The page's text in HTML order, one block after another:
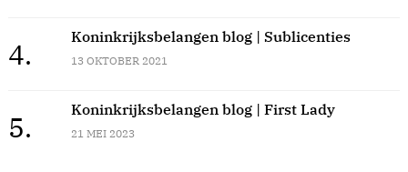
4.
Koninkrijksbelangen blog | Sublicenties
13 OKTOBER 2021
5.
Koninkrijksbelangen blog | First Lady
21 MEI 2023